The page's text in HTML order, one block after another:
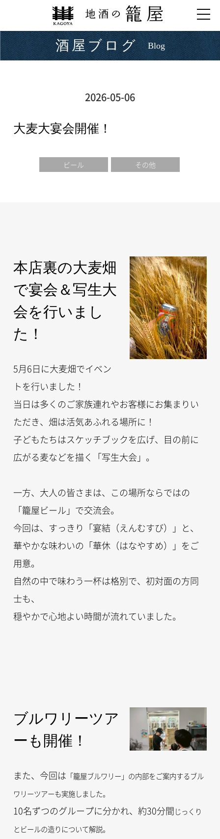
酒屋ブログ Blog
2026-05-06
大麦大宴会開催！
ビール その他
本店裏の大麦畑
で宴会＆写生大
会を行いまし
た！
5月6日に大麦畑でイベン
トを行いました！
当日は多くのご家族連れやお客様にお集まりい
ただき、畑は活気あふれる場所に！
子どもたちはスケッチブックを広げ、目の前に
広がる麦などを描く「写生大会」。
一方、大人の皆さまは、この場所ならではの
「籠屋ビール」で交流会。
今回は、すっきり「宴結（えんむすび）」と、
華やかな味わいの「華休（はなやすめ）」をご
用意。
自然の中で味わう一杯は格別で、初対面の方同
士も、
穏やかで心地よい時間が流れていました。
ブルワリーツア
ーも開催！
また、今回は 「籠屋ブルワリー」の内部をご案内するブル
ワリーツアーも実施しました。
10名ずつのグループに分かれ、約30分間じっくり
とビールの造りについて解説。